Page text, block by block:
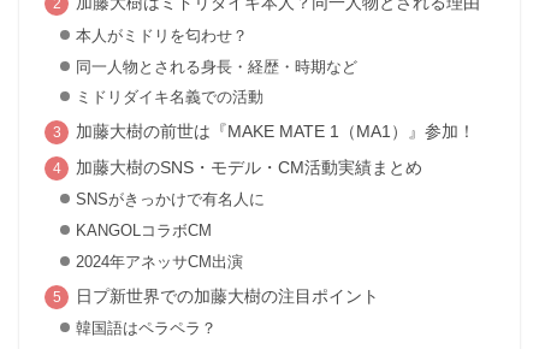
本人がミドリを匂わせ？
同一人物とされる身長・経歴・時期など
ミドリダイキ名義での活動
加藤大樹の前世は『MAKE MATE 1（MA1）』参加！
加藤大樹のSNS・モデル・CM活動実績まとめ
SNSがきっかけで有名人に
KANGOLコラボCM
2024年アネッサCM出演
日プ新世界での加藤大樹の注目ポイント
韓国語はペラペラ？